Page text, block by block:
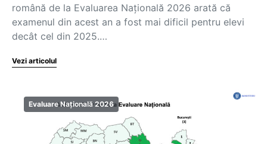
română de la Evaluarea Națională 2026 arată că
examenul din acest an a fost mai dificil pentru elevi
decât cel din 2025.…
Vezi articolul
Evaluare Națională 2026